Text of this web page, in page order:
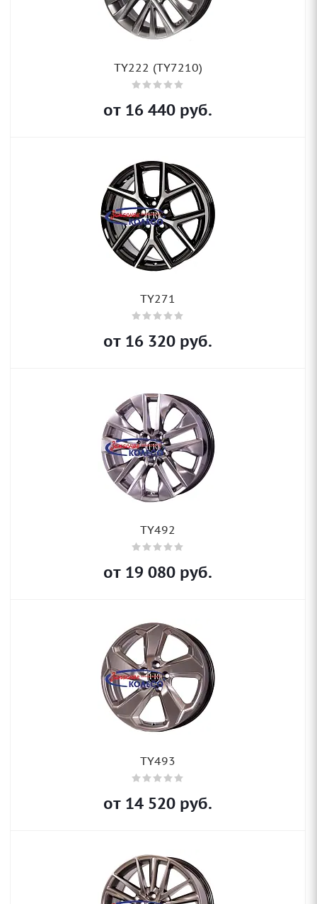
TY222 (TY7210)
от 16 440 руб.
TY271
от 16 320 руб.
TY492
от 19 080 руб.
TY493
от 14 520 руб.